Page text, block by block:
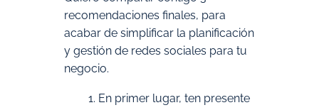
recomendaciones finales, para
acabar de simplificar la planificación
y gestión de redes sociales para tu
negocio.
En primer lugar, ten presente